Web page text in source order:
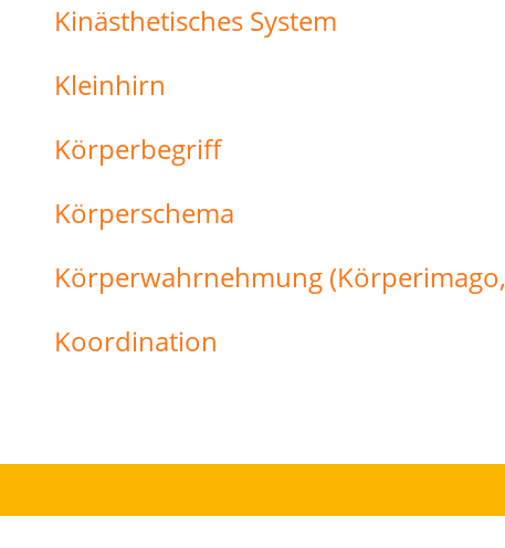
Kinästhetisches System
Kleinhirn
Körperbegriff
Körperschema
Körperwahrnehmung
Koordination